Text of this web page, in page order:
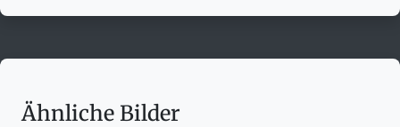
Ähnliche Bilder